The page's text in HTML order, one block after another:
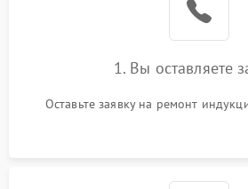
1. Вы оставляете
Оставьте заявку на ремонт